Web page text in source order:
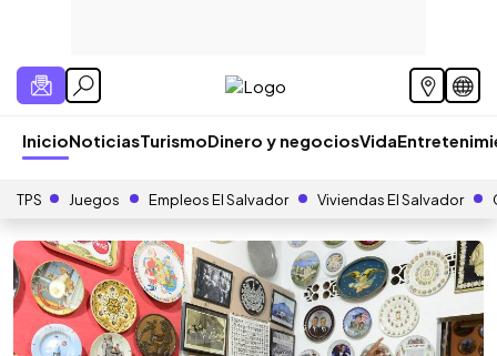
InicioNoticiasTurismoDinero y negociosVida
TPS Juegos Empleos El Salvador Viviendas El Salvador